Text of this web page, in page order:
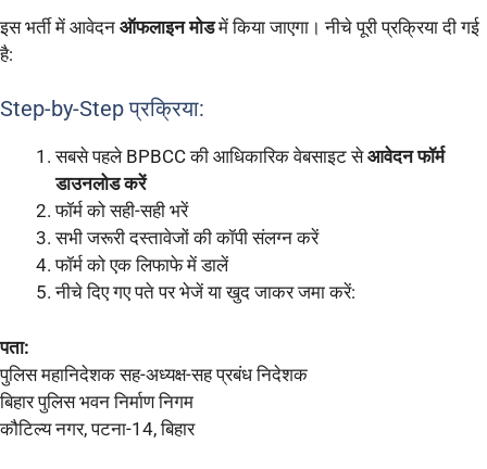
इस भर्ती में आवेदन ऑफलाइन मोडमें किया जाएगा। नीचे पूरी प्रक्रिया दी गई
है:
Step-by-Step प्रक्रिया:
सबसे पहले BPBCC की आधिकारिक वेबसाइट सेआवेदन फॉर्म
डाउनलोड करें
फॉर्म को सही-सही भरें
सभी जरूरी दस्तावेजों की कॉपी संलग्न करें
फॉर्म को एक लिफाफे में डालें
नीचे दिए गए पते पर भेजें या खुद जाकर जमा करें:
पता:
पुलिस महानिदेशक सह-अध्यक्ष-सह प्रबंध निदेशक
बिहार पुलिस भवन निर्माण निगम
कौटिल्य नगर, पटना-14, बिहार